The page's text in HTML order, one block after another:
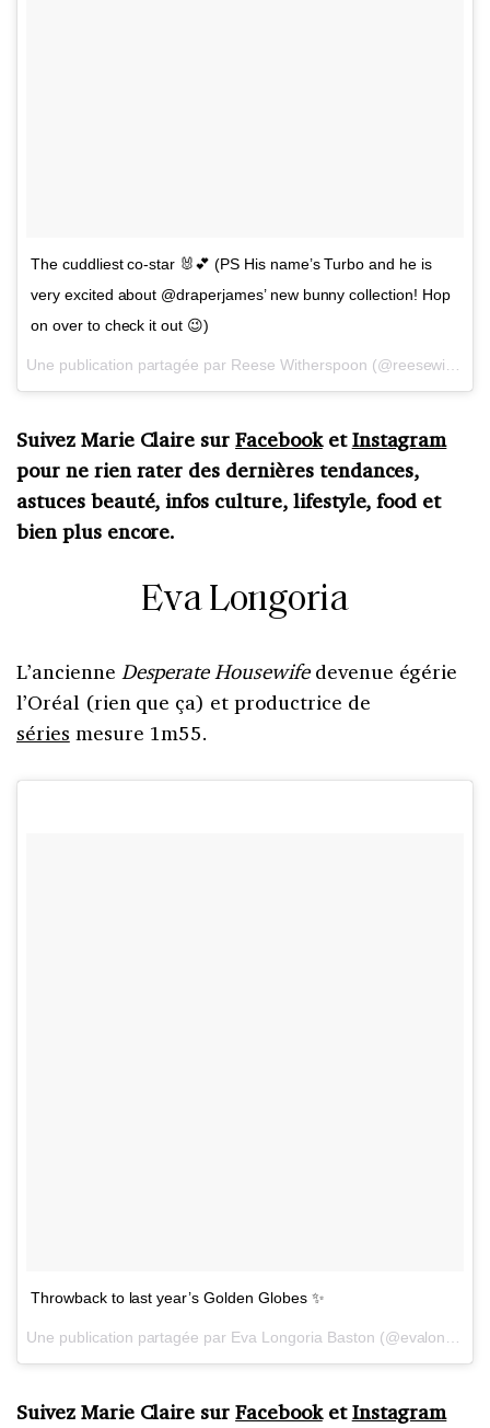
The cuddliest co-star 🐰💕 (PS His name’s Turbo and he is
very excited about @draperjames’ new bunny collection! Hop
on over to check it out 😉)
Suivez Marie Claire surFacebooketInstagram
pour ne rien rater des dernières tendances,
astuces beauté, infos culture, lifestyle, food et
bien plus encore.
Eva Longoria
L’ancienne Desperate Housewifedevenue égérie
l’Oréal (rien que ça) et productrice de
séries mesure 1m55.
Throwback to last year’s Golden Globes ✨
Suivez Marie Claire surFacebooketInstagram